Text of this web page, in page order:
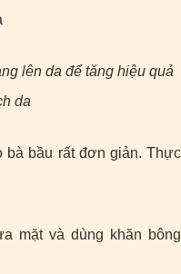
lên da để tăng hiệu quả
da
bà bầu rất đơn giản. Thực
mặt và dùng khăn bông